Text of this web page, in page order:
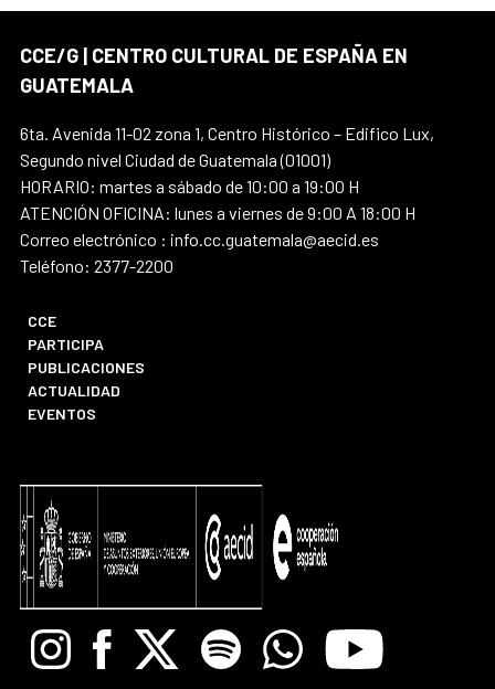
CCE/G | CENTRO CULTURAL DE ESPAÑA EN
GUATEMALA
6ta. Avenida 11-02 zona 1, Centro Histórico – Edifico Lux,
Segundo nivel Ciudad de Guatemala (01001)
HORARIO: martes a sábado de 10:00 a 19:00 H
ATENCIÓN OFICINA: lunes a viernes de 9:00 A 18:00 H
Correo electrónico : info.cc.guatemala@aecid.es
Teléfono: 2377-2200
CCE
PARTICIPA
PUBLICACIONES
ACTUALIDAD
EVENTOS
InstagramFacebook
X Spotify WhatsappYoutube